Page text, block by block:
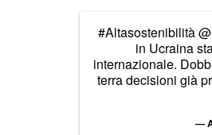
#Altasostenibilità
in Ucraina
internazionale.
terra decisioni già
—